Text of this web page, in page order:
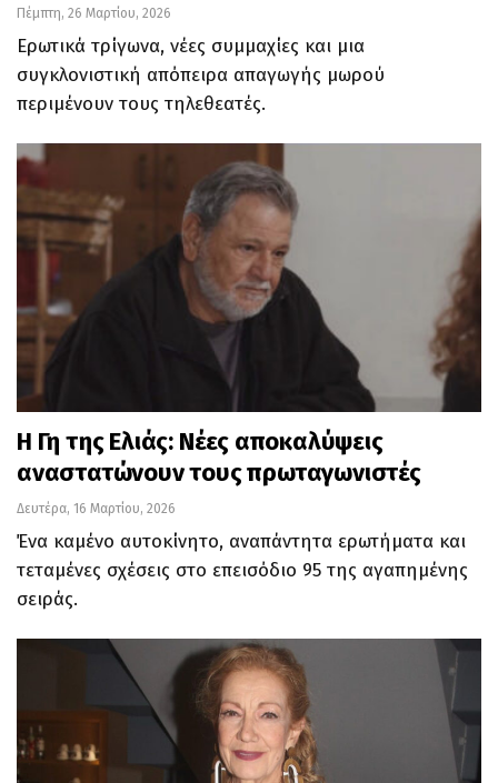
Πέμπτη, 26 Μαρτίου, 2026
Ερωτικά τρίγωνα, νέες συμμαχίες και μια
συγκλονιστική απόπειρα απαγωγής μωρού
περιμένουν τους τηλεθεατές.
Η Γη της Ελιάς: Νέες αποκαλύψεις
αναστατώνουν τους πρωταγωνιστές
Δευτέρα, 16 Μαρτίου, 2026
Ένα καμένο αυτοκίνητο, αναπάντητα ερωτήματα και
τεταμένες σχέσεις στο επεισόδιο 95 της αγαπημένης
σειράς.